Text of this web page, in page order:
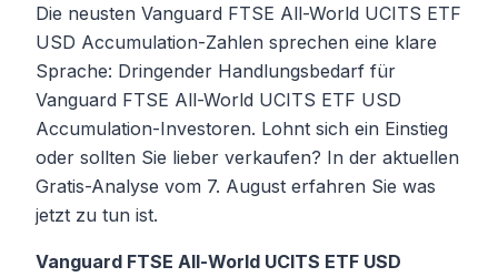
Die neusten Vanguard FTSE All-World UCITS ETF
USD Accumulation-Zahlen sprechen eine klare
Sprache: Dringender Handlungsbedarf für
Vanguard FTSE All-World UCITS ETF USD
Accumulation-Investoren. Lohnt sich ein Einstieg
oder sollten Sie lieber verkaufen? In der aktuellen
Gratis-Analyse vom 7. August erfahren Sie was
jetzt zu tun ist.
Vanguard FTSE All-World UCITS ETF USD